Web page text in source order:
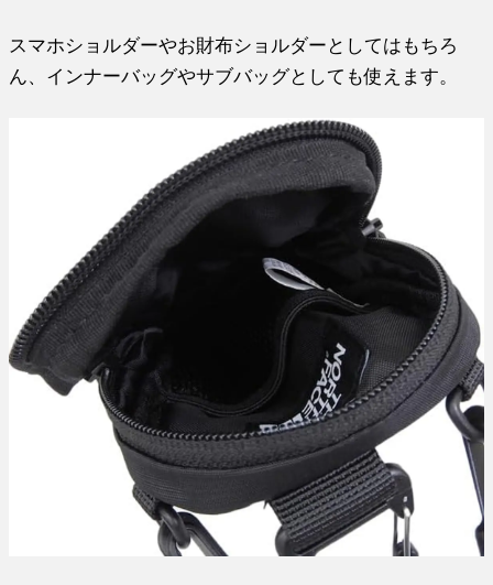
スマホショルダーやお財布ショルダーとしてはもちろ
ん、インナーバッグやサブバッグとしても使えます。